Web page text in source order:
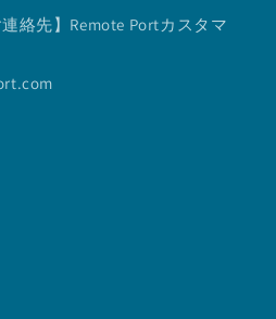
絡先】Remote Portカスタマ